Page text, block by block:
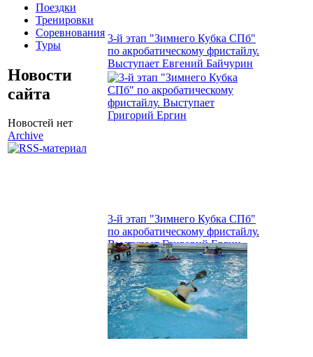
Поездки
Тренировки
Соревнования
Туры
Новости
сайта
Новостей нет
Archive
3-й этап "Зимнего Кубка СПб"
по акробатическому фристайлу.
Выступает Евгений Байчурин
3-й этап "Зимнего Кубка СПб"
по акробатическому фристайлу.
Выступает Григорий Ергин